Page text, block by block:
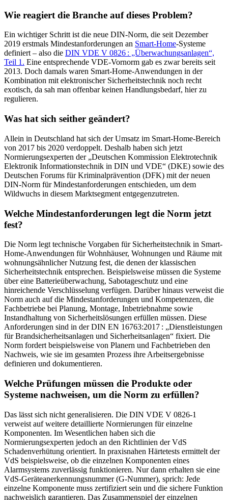
Wie reagiert die Branche auf dieses Problem?
Ein wichtiger Schritt ist die neue DIN-Norm, die seit Dezember
2019 erstmals Mindestanforderungen an Smart-Home-Systeme
definiert – also die DIN VDE V 0826 : „Überwachungsanlagen“,
Teil 1. Eine entsprechende VDE-Vornorm gab es zwar bereits seit
2013. Doch damals waren Smart-Home-Anwendungen in der
Kombination mit elektronischer Sicherheitstechnik noch recht
exotisch, da sah man offenbar keinen Handlungsbedarf, hier zu
regulieren.
Was hat sich seither geändert?
Allein in Deutschland hat sich der Umsatz im Smart-Home-Bereich
von 2017 bis 2020 verdoppelt. Deshalb haben sich jetzt
Normierungsexperten der „Deutschen Kommission Elektrotechnik
Elektronik Informationstechnik in DIN und VDE“ (DKE) sowie des
Deutschen Forums für Kriminalprävention (DFK) mit der neuen
DIN-Norm für Mindestanforderungen entschieden, um dem
Wildwuchs in diesem Marktsegment entgegenzutreten.
Welche Mindestanforderungen legt die Norm jetzt
fest?
Die Norm legt technische Vorgaben für Sicherheitstechnik in Smart-
Home-Anwendungen für Wohnhäuser, Wohnungen und Räume mit
wohnungsähnlicher Nutzung fest, die denen der klassischen
Sicherheitstechnik entsprechen. Beispielsweise müssen die Systeme
über eine Batterieüberwachung, Sabotageschutz und eine
hinreichende Verschlüsselung verfügen. Darüber hinaus verweist die
Norm auch auf die Mindestanforderungen und Kompetenzen, die
Fachbetriebe bei Planung, Montage, Inbetriebnahme sowie
Instandhaltung von Sicherheitslösungen erfüllen müssen. Diese
Anforderungen sind in der DIN EN 16763:2017 : „Dienstleistungen
für Brandsicherheitsanlagen und Sicherheitsanlagen“ fixiert. Die
Norm fordert beispielsweise von Planern und Fachbetrieben den
Nachweis, wie sie im gesamten Prozess ihre Arbeitsergebnisse
definieren und dokumentieren.
Welche Prüfungen müssen die Produkte oder
Systeme nachweisen, um die Norm zu erfüllen?
Das lässt sich nicht generalisieren. Die DIN VDE V 0826-1
verweist auf weitere detaillierte Normierungen für einzelne
Komponenten. Im Wesentlichen haben sich die
Normierungsexperten jedoch an den Richtlinien der VdS
Schadenverhütung orientiert. In praxisnahen Härtetests ermittelt der
VdS beispielsweise, ob die einzelnen Komponenten eines
Alarmsystems zuverlässig funktionieren. Nur dann erhalten sie eine
VdS-Geräteanerkennungsnummer (G-Nummer), sprich: Jede
einzelne Komponente muss zertifiziert sein und die sichere Funktion
nachweislich garantieren. Das Zusammenspiel der einzelnen